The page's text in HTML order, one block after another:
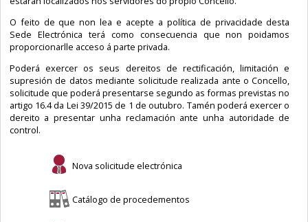
O feito de que non lea e acepte a política de privacidade desta
Sede Electrónica terá como consecuencia que non poidamos
proporcionarlle acceso á parte privada.
Poderá exercer os seus dereitos de rectificación, limitación e
supresión de datos mediante solicitude realizada ante o Concello,
solicitude que poderá presentarse segundo as formas previstas no
artigo 16.4 da Lei 39/2015 de 1 de outubro. Tamén poderá exercer o
dereito a presentar unha reclamación ante unha autoridade de
control.
Nova solicitude electrónica
Catálogo de procedementos